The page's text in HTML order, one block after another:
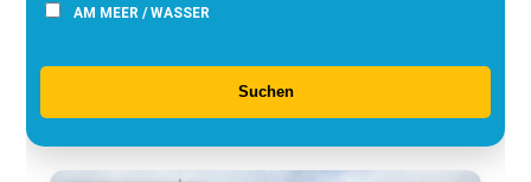
AM MEER / WASSER
Suchen